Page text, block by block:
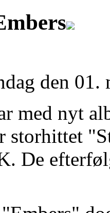
den
med nyt
storhittet
De